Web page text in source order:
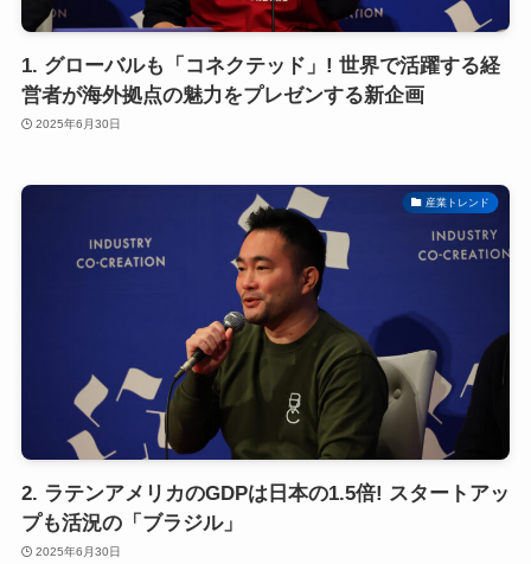
1. グローバルも「コネクテッド」! 世界で活躍する経
営者が海外拠点の魅力をプレゼンする新企画
2025年6月30日
産業トレンド
2. ラテンアメリカのGDPは日本の1.5倍! スタートアッ
プも活況の「ブラジル」
2025年6月30日